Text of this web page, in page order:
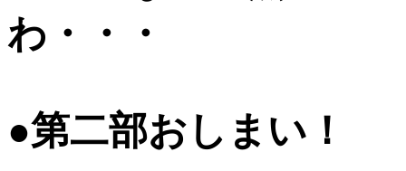
わ・・・
●第二部おしまい！